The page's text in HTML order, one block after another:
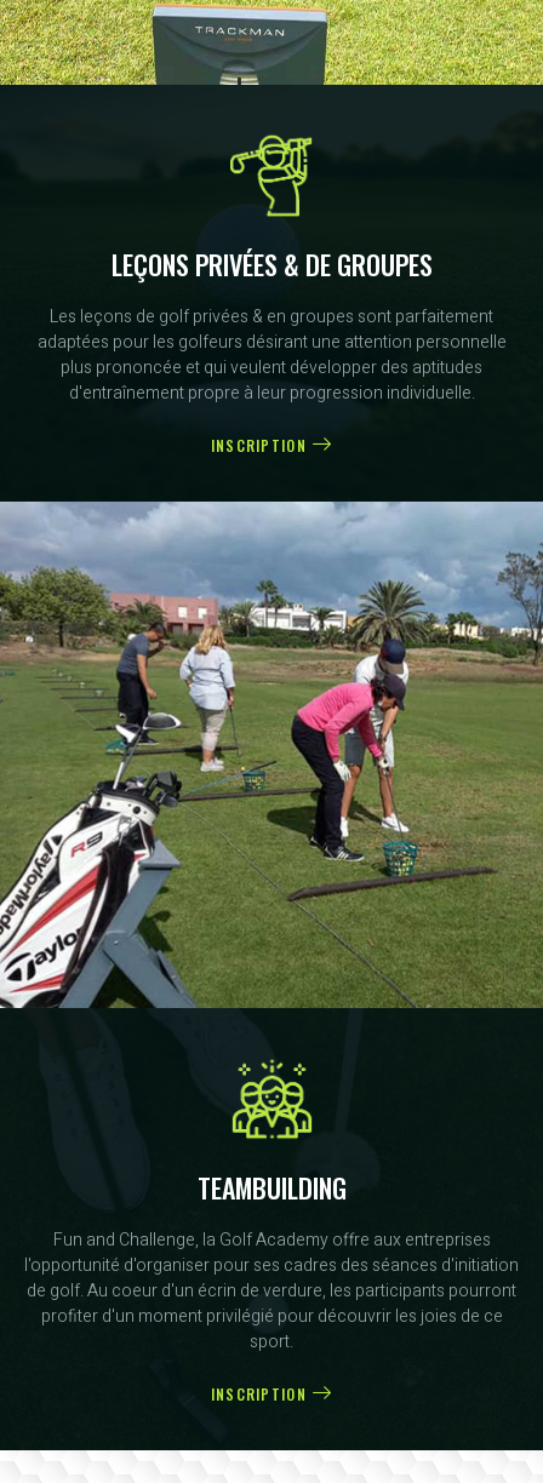
LEÇONS PRIVÉES & DE GROUPES
Les leçons de golf privées & en groupes sont parfaitement
adaptées pour les golfeurs désirant une attention personnelle
plus prononcée et qui veulent développer des aptitudes
d'entraînement propre à leur progression individuelle.
INSCRIPTION
TEAMBUILDING
Fun and Challenge, la Golf Academy offre aux entreprises
l'opportunité d'organiser pour ses cadres des séances d'initiation
de golf. Au coeur d'un écrin de verdure, les participants pourront
profiter d'un moment privilégié pour découvrir les joies de ce
sport.
INSCRIPTION